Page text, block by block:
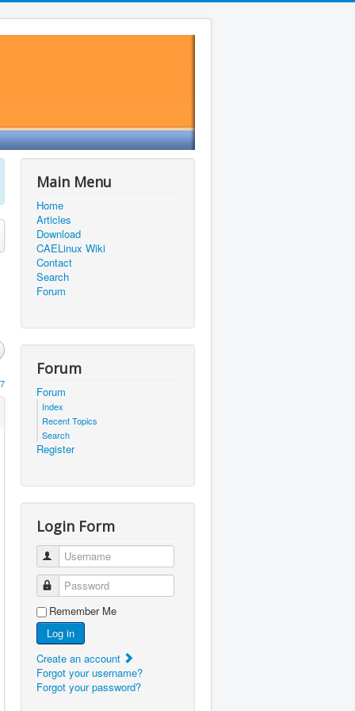
Main Menu
Home
Articles
Download
CAELinux Wiki
Contact
Search
Forum
Forum
Forum
Index
Recent Topics
Search
Register
Login Form
Username
Password
Remember Me
Log in
Create an account
Forgot your username?
Forgot your password?